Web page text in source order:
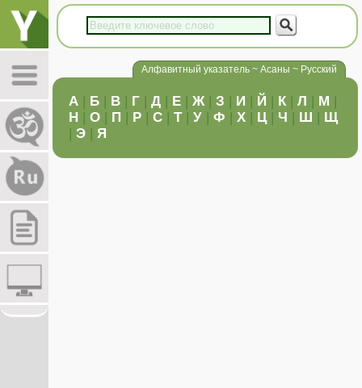
Алфавитный указатель ~ Асаны ~ Русский
А | Б | В | Г | Д | Е | Ж| З | И | Й | К | Л | М |
Н | О | П | Р | С | Т| У | Ф | Х | Ц| Ч | Ш | Щ
| Э | Я